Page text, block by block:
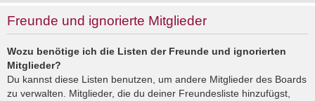
Freunde und ignorierte Mitglieder
Wozu benötige ich die Listen der Freunde und ignorierten
Mitglieder?
Du kannst diese Listen benutzen, um andere Mitglieder des Boards
zu verwalten. Mitglieder, die du deiner Freundesliste hinzufügst,